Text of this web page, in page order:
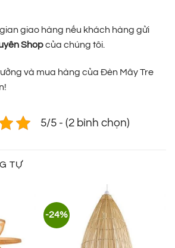
giao hàng nếu khách hàng gửi
Shopcủa chúng tôi.
và mua hàng của Đèn Mây Tre
5/5 - (2 bình chọn)
TỰ
-24%